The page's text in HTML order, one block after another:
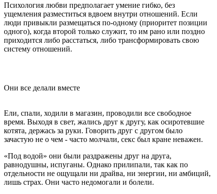
Психология любви предполагает умение гибко, без
ущемления разместиться вдвоем внутри отношений. Если
люди привыкли размещаться по-одному (приоритет позиции
одного), когда второй только служит, то им рано или поздно
приходится либо расстаться, либо трансформировать свою
систему отношений.
Они все делали вместе
Ели, спали, ходили в магазин, проводили все свободное
время. Выходя в свет, жались друг к другу, как осиротевшие
котята, держась за руки. Говорить друг с другом было
зачастую не о чем - часто молчали, секс был кране неважен.
«Под водой» они были раздражены друг на друга,
равнодушны, испуганы. Однако прилипали, так как по
отдельности не ощущали ни драйва, ни энергии, ни амбиций,
лишь страх. Они часто недомогали и болели.